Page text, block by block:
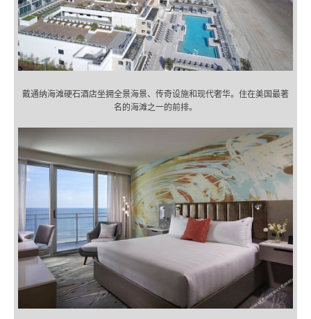
戴通纳海滩硬石酒店坐拥全景海景、传奇设施和现代奢华。住在美国最著
名的海滩之一的前排。